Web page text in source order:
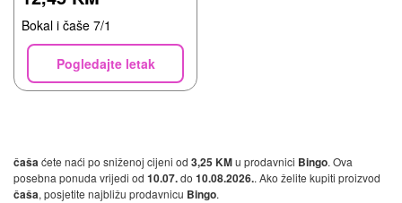
Bokal i čaše 7/1
Pogledajte letak
čašaćete naći po sniženoj cijeni od 3,25 KMu prodavnici Bingo. Ova
posebna ponuda vrijedi od 10.07.do 10.08.2026.. Ako želite kupiti proizvod
čaša, posjetite najbližu prodavnicu Bingo.